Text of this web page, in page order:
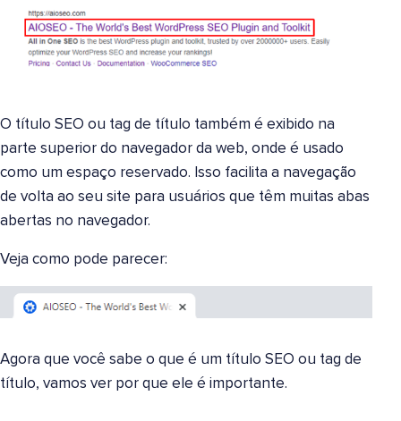
O título SEO ou tag de título também é exibido na
parte superior do navegador da web, onde é usado
como um espaço reservado. Isso facilita a navegação
de volta ao seu site para usuários que têm muitas abas
abertas no navegador.
Veja como pode parecer:
Agora que você sabe o que é um título SEO ou tag de
título, vamos ver por que ele é importante.